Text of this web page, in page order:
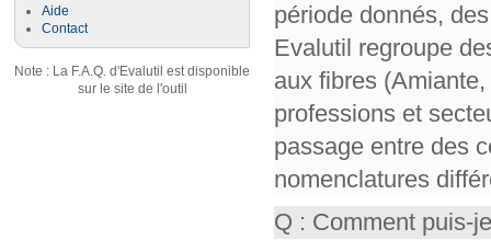
Aide
Contact
Note : La F.A.Q. d'Evalutil est disponible
sur le site de l'outil
période donnés,
Evalutil regroupe
aux fibres
professions et
passage entre des
nomenclatures
Q : Comment puis-